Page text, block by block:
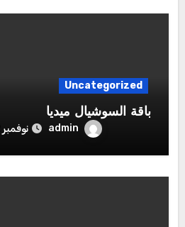
Uncategorized
باقة السوشيال ميديا
admin نوفمبر 22, 2023